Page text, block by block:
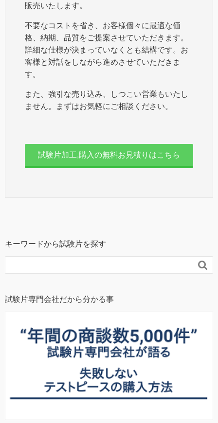
販売いたします。
不要なコストを省き、お客様個々に最適な価
格、納期、品質をご提案させていただきます。
詳細な仕様が決まっていなくとも結構です。お
客様と対話をしながら進めさせていただきま
す。
また、強引な売り込み、しつこい営業もいたし
ません。まずはお気軽にご相談ください。
試験片加工,購入の無料お見積りはこちら
キーワードから試験片を探す

試験片専門会社だから分かる事